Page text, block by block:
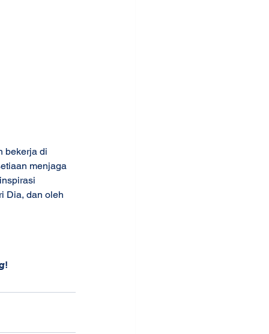
bekerja di
menjaga
Dia, dan oleh